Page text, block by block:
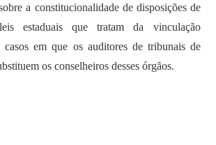
a constitucionalidade de disposições de
estaduais que tratam da vinculação
casos em que os auditores de tribunais de
os conselheiros desses órgãos.